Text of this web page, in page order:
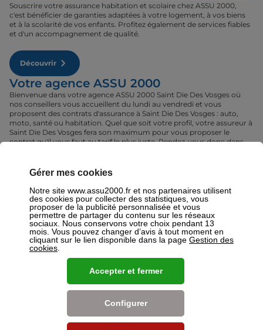
Souscrire votre assurance habitation et scolaire chez ASSU 2000,
c'est bénéficier de garanties adaptées à votre logement, à vos biens
et à la scolarité de vos enfants. Profitez également de services fiables
et d'un accompagnement de qualité.
Découvrir
Votre agence ASSU 2000
Bienvenue dans votre agence ASSU 2000 Saint Die Des Vosges où
nos conseillers vous accueillent du lundi au vendredi et vous
proposent des contrats d'assurance à Saint Die Des Vosges : auto,
moto, santé ou habitation. Quel que soit votre profil, votre assureur à
Saint Die Des Vosges fera son maximum pour vous proposer le
contrat qu'il vous faut au tarif le plus juste. Rendez-vous donc dans
ou mutuelles à Saint Die Des Vosges.
Nos offres pour les particuliers
Assurance Auto
Des tarifs adaptés à tous les profils
de conducteurs. Jeunes permis,
conducteurs expérimentés,
malussés ou résiliés : nous avons
Gérer mes cookies
Notre site www.assu2000.fr et nos partenaires utilisent
des cookies pour collecter des statistiques, vous
proposer de la publicité personnalisée et vous
permettre de partager du contenu sur les réseaux
sociaux. Nous conservons votre choix pendant 13
mois. Vous pouvez changer d’avis à tout moment en
cliquant sur le lien disponible dans la page Gestion des
cookies
Configurer
Accepter et fermer